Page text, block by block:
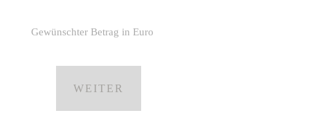
Gewünschter Betrag in Euro